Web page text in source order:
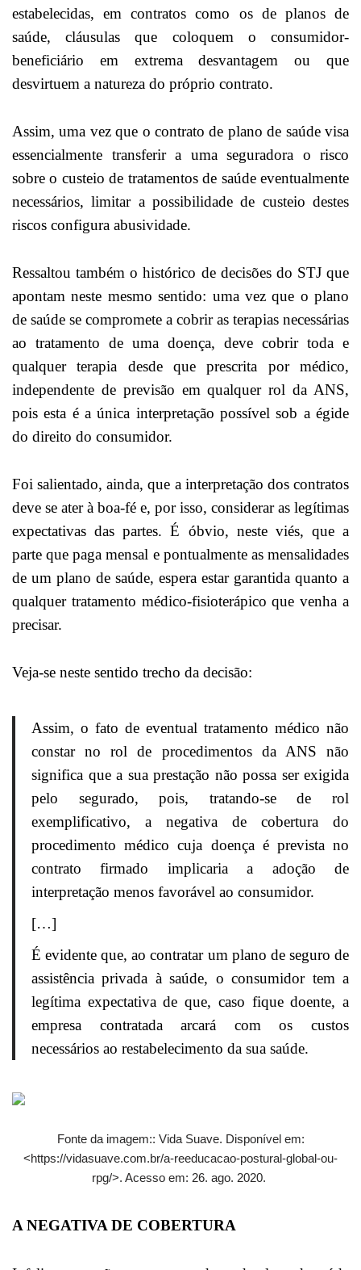
estabelecidas, em contratos como os de planos de
saúde, cláusulas que coloquem o consumidor-
beneficiário em extrema desvantagem ou que
desvirtuem a natureza do próprio contrato.
Assim, uma vez que o contrato de plano de saúde visa
essencialmente transferir a uma seguradora o risco
sobre o custeio de tratamentos de saúde eventualmente
necessários, limitar a possibilidade de custeio destes
riscos configura abusividade.
Ressaltou também o histórico de decisões do STJ que
apontam neste mesmo sentido: uma vez que o plano
de saúde se compromete a cobrir as terapias necessárias
ao tratamento de uma doença, deve cobrir toda e
qualquer terapia desde que prescrita por médico,
independente de previsão em qualquer rol da ANS,
pois esta é a única interpretação possível sob a égide
do direito do consumidor.
Foi salientado, ainda, que a interpretação dos contratos
deve se ater à boa-fé e, por isso, considerar as legítimas
expectativas das partes. É óbvio, neste viés, que a
parte que paga mensal e pontualmente as mensalidades
de um plano de saúde, espera estar garantida quanto a
qualquer tratamento médico-fisioterápico que venha a
precisar.
Veja-se neste sentido trecho da decisão:
Assim, o fato de eventual tratamento médico não
constar no rol de procedimentos da ANS não
significa que a sua prestação não possa ser exigida
pelo segurado, pois, tratando-se de rol
exemplificativo, a negativa de cobertura do
procedimento médico cuja doença é prevista no
contrato firmado implicaria a adoção de
interpretação menos favorável ao consumidor.
[…]
É evidente que, ao contratar um plano de seguro de
assistência privada à saúde, o consumidor tem a
legítima expectativa de que, caso fique doente, a
empresa contratada arcará com os custos
necessários ao restabelecimento da sua saúde.
Fonte da imagem:: Vida Suave. Disponível em:
<https://vidasuave.com.br/a-reeducacao-postural-global-ou-
rpg/>. Acesso em: 26. ago. 2020.
A NEGATIVA DE COBERTURA